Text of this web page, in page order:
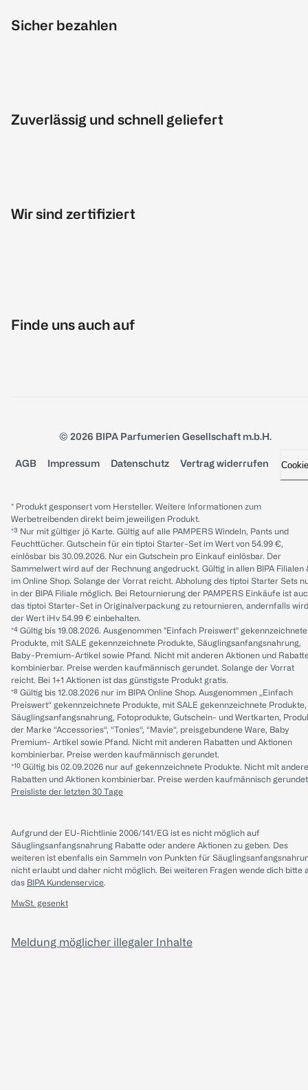
Sicher bezahlen
Zuverlässig und schnell geliefert
Wir sind zertifiziert
Finde uns auch auf
© 2026 BIPA Parfumerien Gesellschaft m.b.H.
AGB Impressum Datenschutz Vertrag widerrufen
* Produkt gesponsert vom Hersteller. Weitere Informationen zum
Werbetreibenden direkt beim jeweiligen Produkt.
*³ Nur mit gültiger jö Karte. Gültig auf alle PAMPERS Windeln, Pants und
Feuchttücher. Gutschein für ein tiptoi Starter-Set im Wert von 54.99 €,
einlösbar bis 30.09.2026. Nur ein Gutschein pro Einkauf einlösbar. Der
Sammelwert wird auf der Rechnung angedruckt. Gültig in allen BIPA Filialen
im Online Shop. Solange der Vorrat reicht. Abholung des tiptoi Starter Sets
in der BIPA Filiale möglich. Bei Retournierung der PAMPERS Einkäufe ist
das tiptoi Starter-Set in Originalverpackung zu retournieren, andernfalls wird
der Wert iHv 54.99 € einbehalten.
*⁴ Gültig bis 19.08.2026. Ausgenommen "Einfach Preiswert" gekennzeichnete
Produkte, mit SALE gekennzeichnete Produkte, Säuglingsanfangsnahrung,
Baby-Premium-Artikel sowie Pfand. Nicht mit anderen Aktionen und
kombinierbar. Preise werden kaufmännisch gerundet. Solange der Vorrat
reicht. Bei 1+1 Aktionen ist das günstigste Produkt gratis.
*⁸ Gültig bis 12.08.2026 nur im BIPA Online Shop. Ausgenommen „Einfach
Preiswert“ gekennzeichnete Produkte, mit SALE gekennzeichnete Produkte,
Säuglingsanfangsnahrung, Fotoprodukte, Gutschein- und Wertkarten,
der Marke “Accessories“, “Tonies“, “Mavie“, preisgebundene Ware, Baby
Premium- Artikel sowie Pfand. Nicht mit anderen Rabatten und Aktionen
kombinierbar. Preise werden kaufmännisch gerundet.
*¹⁰ Gültig bis 02.09.2026 nur auf gekennzeichnete Produkte. Nicht mit
Rabatten und Aktionen kombinierbar. Preise werden kaufmännisch
Preisliste der letzten 30 Tage
Aufgrund der EU-Richtlinie 2006/141/EG ist es nicht möglich auf
Säuglingsanfangsnahrung Rabatte oder andere Aktionen zu geben. Des
weiteren ist ebenfalls ein Sammeln von Punkten für
nicht erlaubt und daher nicht möglich. Bei weiteren Fragen wende dich bitte
das BIPA Kundenservice.
MwSt. gesenkt
Meldung möglicher illegaler Inhalte